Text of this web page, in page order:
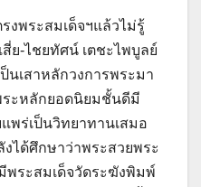
งพระสมเด็จฯแล้วไม่รู้
สี่ย-ไชยทัศน์ เตชะไพบูลย์
ป็นเสาหลักวงการพระมา
ระหลักยอดนิยมชั้นดีมี
พร่เป็นวิทยาทานเสมอ
ได้ศึกษาว่าพระสวยพระ
พระสมเด็จวัดระฆังพิมพ์